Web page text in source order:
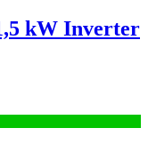
kW Inverter